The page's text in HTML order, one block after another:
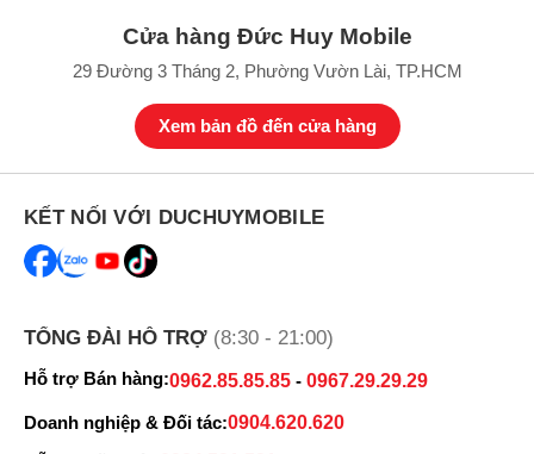
Cửa hàng Đức Huy Mobile
29 Đường 3 Tháng 2, Phường Vườn Lài, TP.HCM
Xem bản đồ đến cửa hàng
KẾT NỐI VỚI DUCHUYMOBILE
TỔNG ĐÀI HỖ TRỢ (8:30 - 21:00)
Hỗ trợ Bán hàng:0962.85.85.85 - 0967.29.29.29
Doanh nghiệp & Đối tác:0904.620.620